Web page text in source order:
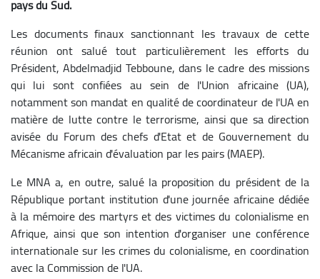
pays du Sud.
Les documents finaux sanctionnant les travaux de cette
réunion ont salué tout particulièrement les efforts du
Président, Abdelmadjid Tebboune, dans le cadre des missions
qui lui sont confiées au sein de l'Union africaine (UA),
notamment son mandat en qualité de coordinateur de l'UA en
matière de lutte contre le terrorisme, ainsi que sa direction
avisée du Forum des chefs d'Etat et de Gouvernement du
Mécanisme africain d'évaluation par les pairs (MAEP).
Le MNA a, en outre, salué la proposition du président de la
République portant institution d'une journée africaine dédiée
à la mémoire des martyrs et des victimes du colonialisme en
Afrique, ainsi que son intention d'organiser une conférence
internationale sur les crimes du colonialisme, en coordination
avec la Commission de l'UA.